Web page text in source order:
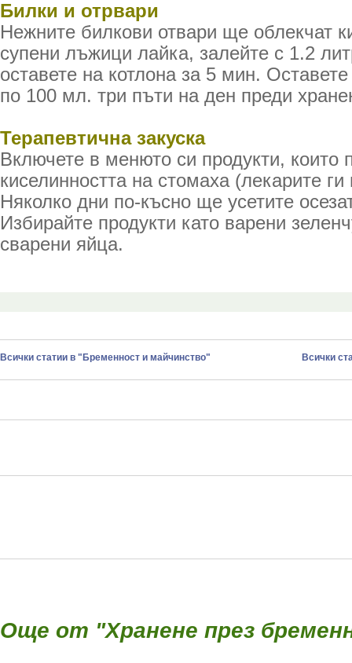
Билки и отрвари
Нежните билкови отвари ще облекчат
супени лъжици лайка, залейте с 1.2
оставете на котлона за 5 мин.
по 100 мл. три пъти на ден преди
Терапевтична закуска
Включете в менюто си продукти, които
киселинността на стомаха (лекарите
Няколко дни по-късно ще усетите
Избирайте продукти като варени
сварени яйца.
Всички статии в "Бременност и майчинство" Всички
Още от "Хранене през